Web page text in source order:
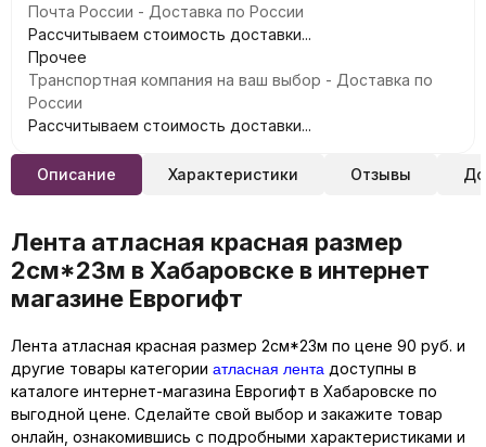
Почта России - Доставка по России
Рассчитываем стоимость доставки...
Прочее
Транспортная компания на ваш выбор - Доставка по
России
Рассчитываем стоимость доставки...
Описание Характеристики Отзывы
Лента атласная красная размер
2см*23м в Хабаровске в интернет
магазине Еврогифт
Лента атласная красная размер 2см*23м по цене 90 руб. и
другие товары категории атласная лента доступны в
каталоге интернет-магазина Еврогифт в Хабаровске по
выгодной цене. Сделайте свой выбор и закажите товар
онлайн, ознакомившись с подробными характеристиками и